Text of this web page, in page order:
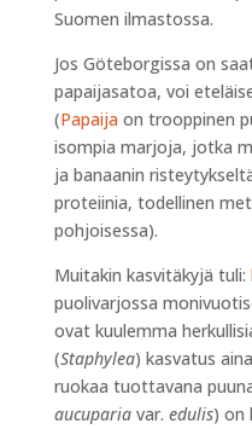
Suomen ilmastossa.
Jos Göteborgissa on
papaijasatoa, voi
(Papaija on trooppinen
isompia marjoja, jotka
ja banaanin
proteiinia, todellinen
pohjoisessa).
Muitakin kasvitäkyjä tuli:
puolivarjossa
ovat kuulemma
(Staphylea) kasvatus
ruokaa tuottavana
aucupariavar. edulis) on